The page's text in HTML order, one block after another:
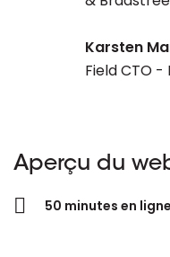
Karsten
Field CTO
Aperçu du
50 minutes en ligne